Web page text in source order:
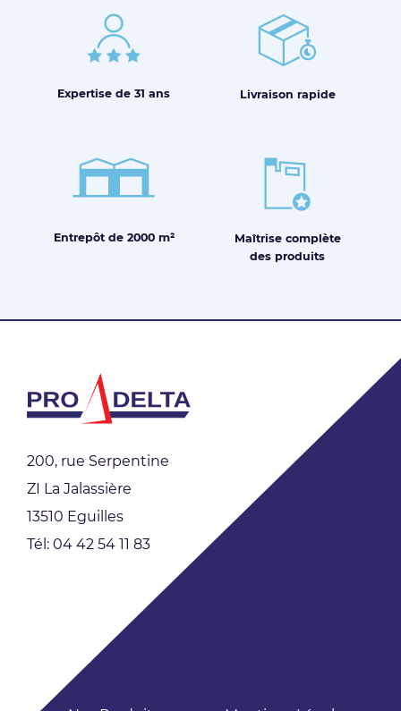
Expertise de 31 ans Livraison rapide
Entrepôt de 2000 m² Maîtrisecomplète
des produits
200, rue Serpentine
ZI La Jalassière
13510 Eguilles
Tél: 04 42 54 11 83